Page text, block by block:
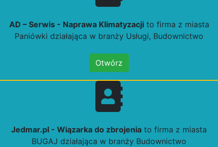
AD – Serwis - Naprawa Klimatyzacjito firma z miasta
Paniówki działająca w branży Usługi, Budownictwo
Otwórz
Jedmar.pl - Wiązarka do zbrojenia to firma z miasta
BUGAJ działająca w branży Budownictwo